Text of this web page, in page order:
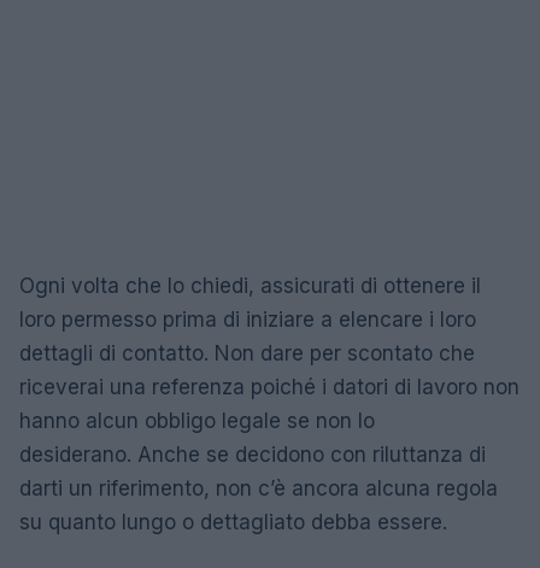
Ogni volta che lo chiedi, assicurati di ottenere il
loro permesso prima di iniziare a elencare i loro
dettagli di contatto. Non dare per scontato che
riceverai una referenza poiché i datori di lavoro non
hanno alcun obbligo legale se non lo
desiderano. Anche se decidono con riluttanza di
darti un riferimento, non c’è ancora alcuna regola
su quanto lungo o dettagliato debba essere.